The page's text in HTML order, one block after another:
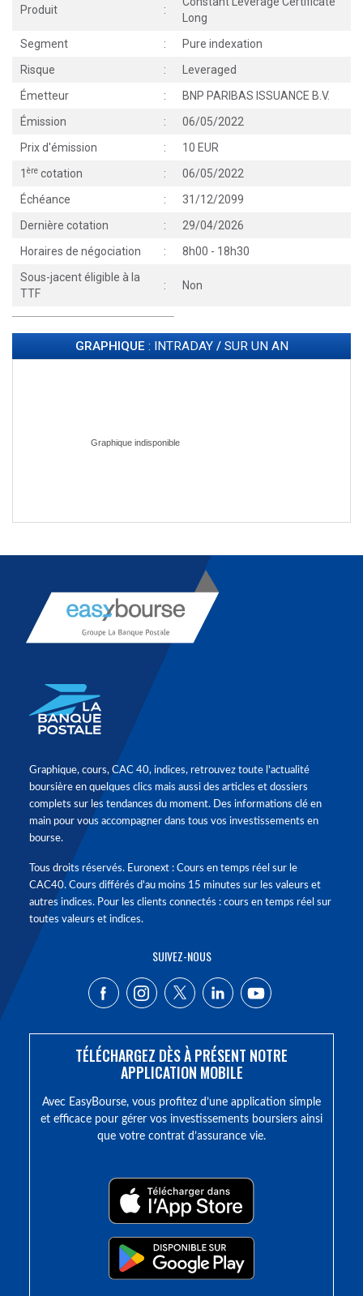
Produit :
Long
Segment
:
Pure indexation
Risque
:
Leveraged
Émetteur
:
BNP PARIBAS ISSUANCE B.V.
Émission
:
06/05/2022
Prix d'émission
:
10 EUR
1 ère cotation :
06/05/2022
Échéance
:
31/12/2099
Dernière cotation
:
29/04/2026
Horaires de négociation
:
8h00 - 18h30
Sous-jacent éligible à la
TTF
: Non
GRAPHIQUE : INTRADAY/ SUR UN AN
Graphique, cours, CAC 40, indices, retrouvez toute l'actualité
boursière en quelques clics mais aussi des articles et dossiers
complets sur les tendances du moment. Des informations clé en
main pour vous accompagner dans tous vos investissements en
bourse.
Tous droits réservés. Euronext : Cours en temps réel sur le
CAC40. Cours différés d'au moins 15 minutes sur les valeurs et
autres indices. Pour les clients connectés : cours en temps réel sur
toutes valeurs et indices.
SUIVEZ-NOUS
TÉLÉCHARGEZ DÈS À PRÉSENT NOTRE
APPLICATION MOBILE
Avec EasyBourse, vous profitez d’une application simple
et efficace pour gérer vos investissements boursiers ainsi
que votre contrat d’assurance vie.